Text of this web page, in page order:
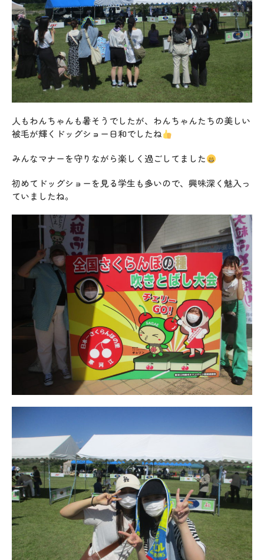
人もわんちゃんも暑そうでしたが、わんちゃんたちの美しい
被毛が輝くドッグショー日和でしたね
みんなマナーを守りながら楽しく過ごしてました
初めてドッグショーを見る学生も多いので、興味深く魅入っ
ていましたね。